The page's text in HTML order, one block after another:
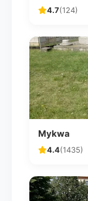
4.7(124)
Mykwa
4.4(1435)